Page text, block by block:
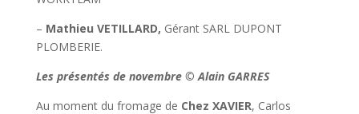
– Mathieu VETILLARD, Gérant SARL DUPONT
PLOMBERIE.
Les présentés de novembre © Alain GARRES
Au moment du fromage de Chez XAVIER, Carlos